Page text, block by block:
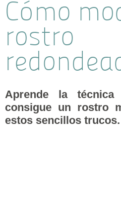
Cómo
rostro
Aprende la
consigue un rostro
estos sencillos trucos.